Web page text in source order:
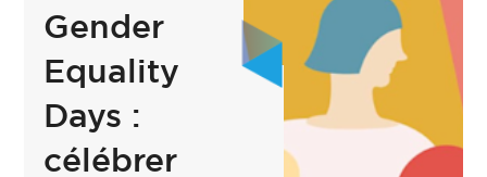
internationale. Plus
de 920 débats ont
déjà été organisés
autour de
personnalités
Gender
Equality
Days :
célébrer